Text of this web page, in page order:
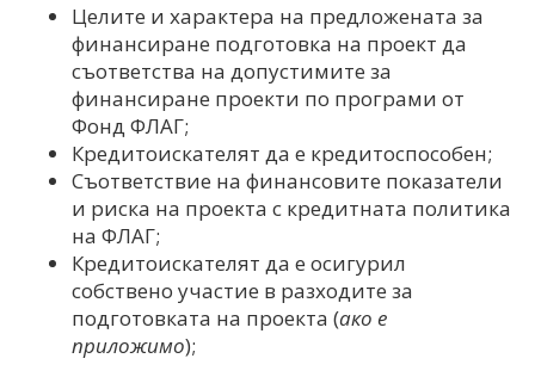
Целите и характера на предложената за
финансиране подготовка на проект да
съответства на допустимите за
финансиране проекти по програми от
Фонд ФЛАГ;
Кредитоискателят да е кредитоспособен;
Съответствие на финансовите показатели
и риска на проекта с кредитната политика
на ФЛАГ;
Кредитоискателят да е осигурил
собствено участие в разходите за
подготовката на проекта (ако е
приложимо);